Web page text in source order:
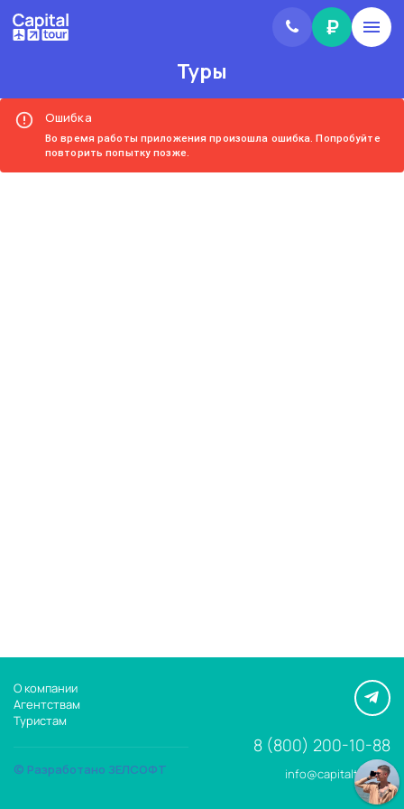
₽
Туры
Ошибка
Во время работы приложения произошла ошибка. Попробуйте
повторить попытку позже.
О компании
Агентствам
Туристам
© Разработано ЗЕЛСОФТ
8 (800) 200-10-88
info@capitaltour.ru